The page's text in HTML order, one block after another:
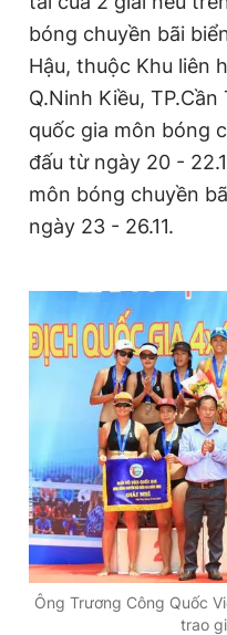
Giấy phép xuất bản số 110/
© 2003-2026 Bản quyền
chép dưới mọi hình thức
bản. Phát triển bởi ePi
bóng chuyền bãi
Hậu, thuộc Khu liên
Q.Ninh Kiều,
quốc gia môn bóng
đấu từ ngày 20 -
môn bóng chuyền
ngày 23 - 26.11.
Ông Trương Công Quốc
trao